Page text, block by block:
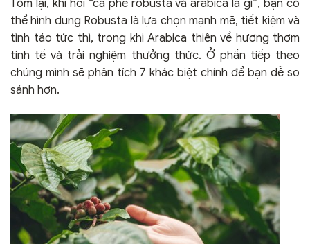
Tóm lại, khi hỏi “cà phê robusta và arabica là gì”, bạn có
thể hình dung Robusta là lựa chọn mạnh mẽ, tiết kiệm và
tỉnh táo tức thì, trong khi Arabica thiên về hương thơm
tinh tế và trải nghiệm thưởng thức. Ở phần tiếp theo
chúng mình sẽ phân tích 7 khác biệt chính để bạn dễ so
sánh hơn.